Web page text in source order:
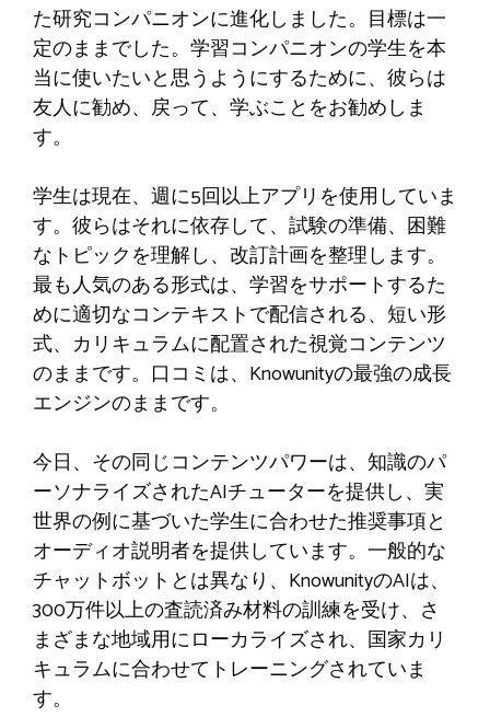
た研究コンパニオンに進化しました。目標は一
定のままでした。学習コンパニオンの学生を本
当に使いたいと思うようにするために、彼らは
友人に勧め、戻って、学ぶことをお勧めしま
す。
学生は現在、週に5回以上アプリを使用していま
す。彼らはそれに依存して、試験の準備、困難
なトピックを理解し、改訂計画を整理します。
最も人気のある形式は、学習をサポートするた
めに適切なコンテキストで配信される、短い形
式、カリキュラムに配置された視覚コンテンツ
のままです。口コミは、Knowunityの最強の成長
エンジンのままです。
今日、その同じコンテンツパワーは、知識のパ
ーソナライズされたAIチューターを提供し、実
世界の例に基づいた学生に合わせた推奨事項と
オーディオ説明者を提供しています。一般的な
チャットボットとは異なり、KnowunityのAIは、
300万件以上の査読済み材料の訓練を受け、さ
まざまな地域用にローカライズされ、国家カリ
キュラムに合わせてトレーニングされていま
す。